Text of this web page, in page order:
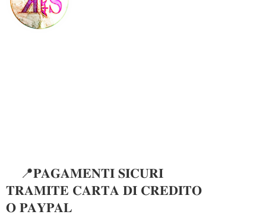
📍𝐏𝐀𝐆𝐀𝐌𝐄𝐍𝐓𝐈 𝐒𝐈𝐂𝐔𝐑𝐈
𝐓𝐑𝐀𝐌𝐈𝐓𝐄 𝐂𝐀𝐑𝐓𝐀 𝐃𝐈 𝐂𝐑𝐄𝐃𝐈𝐓𝐎
𝐎 𝐏𝐀𝐘𝐏𝐀𝐋